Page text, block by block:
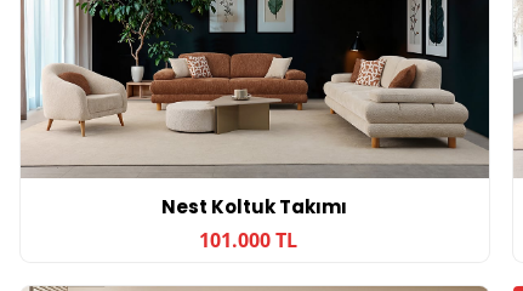
Nest Koltuk Takımı
101.000 TL